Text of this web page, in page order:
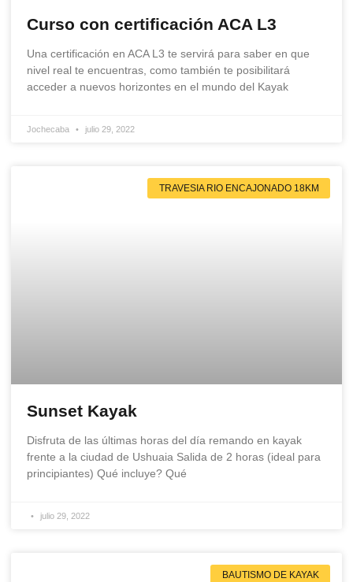
Curso con certificación ACA L3
Una certificación en ACA L3 te servirá para saber en que
nivel real te encuentras, como también te posibilitará
acceder a nuevos horizontes en el mundo del Kayak
Jochecaba julio 29, 2022
TRAVESIA RIO ENCAJONADO 18KM
Sunset Kayak
Disfruta de las últimas horas del día remando en kayak
frente a la ciudad de Ushuaia Salida de 2 horas (ideal para
principiantes) Qué incluye? Qué
julio 29, 2022
BAUTISMO DE KAYAK